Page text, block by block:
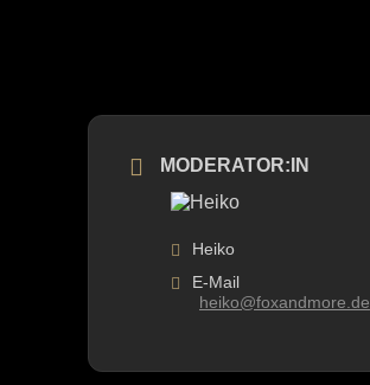
MODERATOR:IN
Heiko
E-Mail
heiko@foxandmore.de